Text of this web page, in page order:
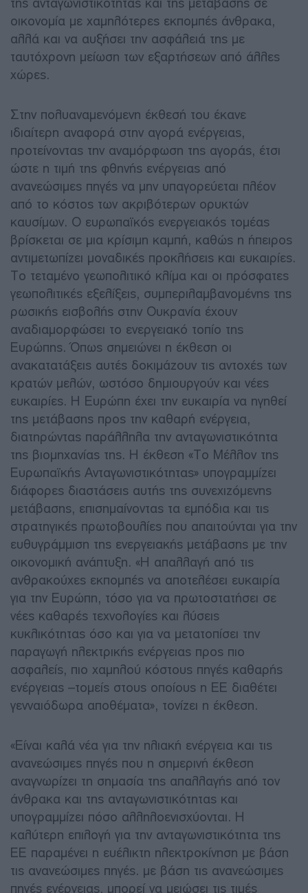
οικονομία με χαμηλότερες εκπομπές άνθρακα,
αλλά και να αυξήσει την ασφάλειά της με
ταυτόχρονη μείωση των εξαρτήσεων από άλλες
χώρες.
Στην πολυαναμενόμενη έκθεσή του έκανε
ιδιαίτερη αναφορά στην αγορά ενέργειας,
προτείνοντας την αναμόρφωση της αγοράς, έτσι
ώστε η τιμή της φθηνής ενέργειας από
ανανεώσιμες πηγές να μην υπαγορεύεται πλέον
από το κόστος των ακριβότερων ορυκτών
καυσίμων. Ο ευρωπαϊκός ενεργειακός τομέας
βρίσκεται σε μια κρίσιμη καμπή, καθώς η ήπειρος
αντιμετωπίζει μοναδικές προκλήσεις και ευκαιρίες.
Το τεταμένο γεωπολιτικό κλίμα και οι πρόσφατες
γεωπολιτικές εξελίξεις, συμπεριλαμβανομένης της
ρωσικής εισβολής στην Ουκρανία έχουν
αναδιαμορφώσει το ενεργειακό τοπίο της
Ευρώπης. Όπως σημειώνει η έκθεση οι
ανακατατάξεις αυτές δοκιμάζουν τις αντοχές των
κρατών μελών, ωστόσο δημιουργούν και νέες
ευκαιρίες. Η Ευρώπη έχει την ευκαιρία να ηγηθεί
της μετάβασης προς την καθαρή ενέργεια,
διατηρώντας παράλληλα την ανταγωνιστικότητα
της βιομηχανίας της. Η έκθεση «Το Μέλλον της
Ευρωπαϊκής Ανταγωνιστικότητας» υπογραμμίζει
διάφορες διαστάσεις αυτής της συνεχιζόμενης
μετάβασης, επισημαίνοντας τα εμπόδια και τις
στρατηγικές πρωτοβουλίες που απαιτούνται για την
ευθυγράμμιση της ενεργειακής μετάβασης με την
οικονομική ανάπτυξη. «Η απαλλαγή από τις
ανθρακούχες εκπομπές να αποτελέσει ευκαιρία
για την Ευρώπη, τόσο για να πρωτοστατήσει σε
νέες καθαρές τεχνολογίες και λύσεις
κυκλικότητας όσο και για να μετατοπίσει την
παραγωγή ηλεκτρικής ενέργειας προς πιο
ασφαλείς, πιο χαμηλού κόστους πηγές καθαρής
ενέργειας –τομείς στους οποίους η ΕΕ διαθέτει
γενναιόδωρα αποθέματα», τονίζει η έκθεση.
«Είναι καλά νέα για την ηλιακή ενέργεια και τις
ανανεώσιμες πηγές που η σημερινή έκθεση
αναγνωρίζει τη σημασία της απαλλαγής από τον
άνθρακα και της ανταγωνιστικότητας και
υπογραμμίζει πόσο αλληλοενισχύονται. Η
καλύτερη επιλογή για την ανταγωνιστικότητα της
ΕΕ παραμένει η ευέλικτη ηλεκτροκίνηση με βάση
τις ανανεώσιμες πηγές. με βάση τις ανανεώσιμες
πηγές ενέργειας, μπορεί να μειώσει τις τιμές